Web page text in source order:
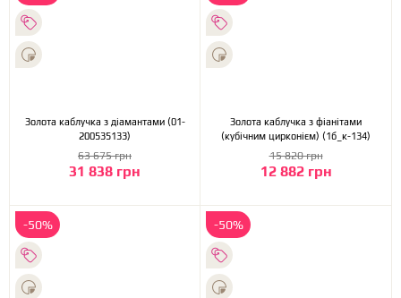
Золота каблучка з діамантами (01-
200535133)
31 838 грн
63 675 грн
Золота каблучка з фіанітами
(кубічним цирконієм) (1б_к-134)
12 882 грн
15 820 грн
-50% -50%